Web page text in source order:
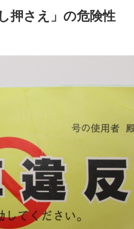
押さえ」の危険性